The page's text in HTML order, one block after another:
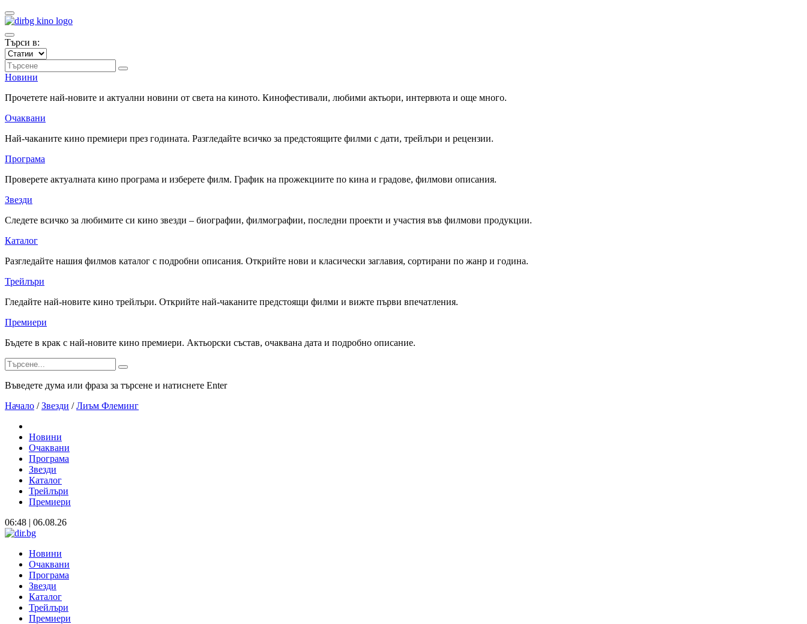
Търси в:
Новини
Прочетете най-новите и актуални новини от света на киното. Кинофестивали, любими актьори, интервюта и още много.
Очаквани
Най-чаканите кино премиери през годината. Разгледайте всичко за предстоящите филми с дати, трейлъри и рецензии.
Програма
Проверете актуалната кино програма и изберете филм. График на прожекциите по кина и градове, филмови описания.
Звезди
Следете всичко за любимите си кино звезди – биографии, филмографии, последни проекти и участия във филмови продукции.
Каталог
Разгледайте нашия филмов каталог с подробни описания. Открийте нови и класически заглавия, сортирани по жанр и година.
Трейлъри
Гледайте най-новите кино трейлъри. Открийте най-чаканите предстоящи филми и вижте първи впечатления.
Премиери
Бъдете в крак с най-новите кино премиери. Актьорски състав, очаквана дата и подробно описание.
Въведете дума или фраза за търсене и натиснете Enter
Начало / Звезди / Лиъм Флеминг
Новини
Очаквани
Програма
Звезди
Каталог
Трейлъри
Премиери
06:48 | 06.08.26
Новини
Очаквани
Програма
Звезди
Каталог
Трейлъри
Премиери